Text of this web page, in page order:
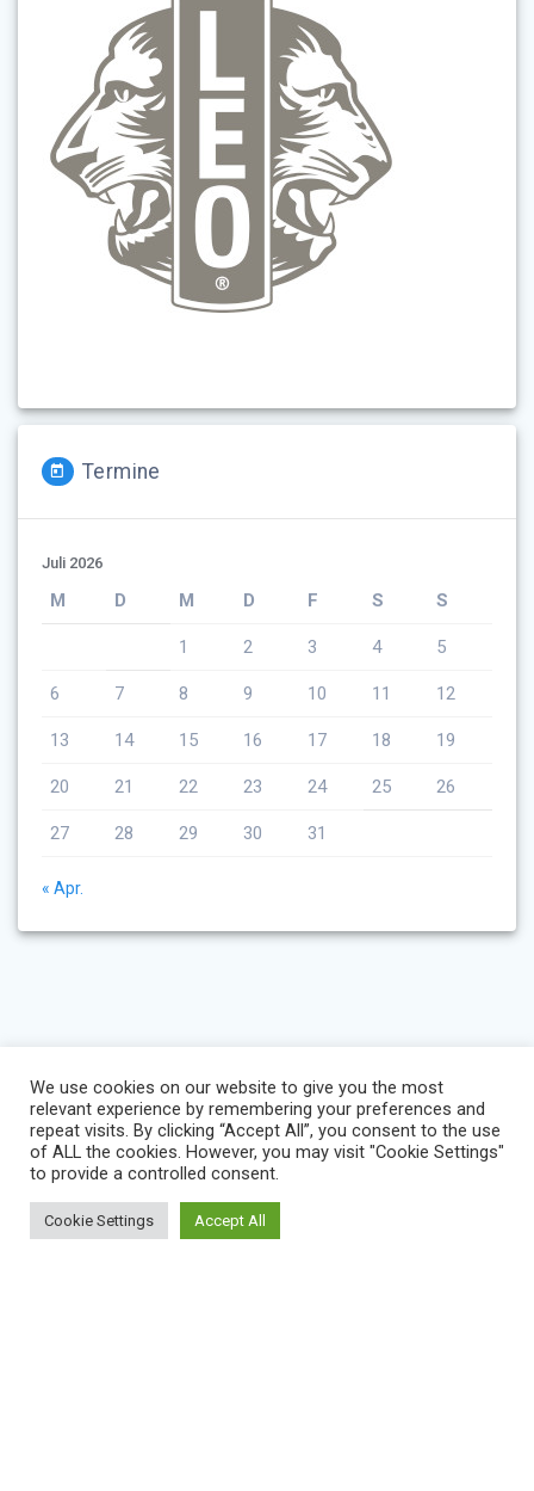
Termine
Juli 2026
M D M D F S S
1 2 3 4 5
6 7 8 9 10 11 12
13 14 15 16 17 18 19
20 21 22 23 24 25 26
27 28 29 30 31
« Apr.
We use cookies on our website to give you the most
relevant experience by remembering your preferences and
repeat visits. By clicking “Accept All”, you consent to the use
of ALL the cookies. However, you may visit "Cookie Settings"
to provide a controlled consent.
Cookie Settings Accept All